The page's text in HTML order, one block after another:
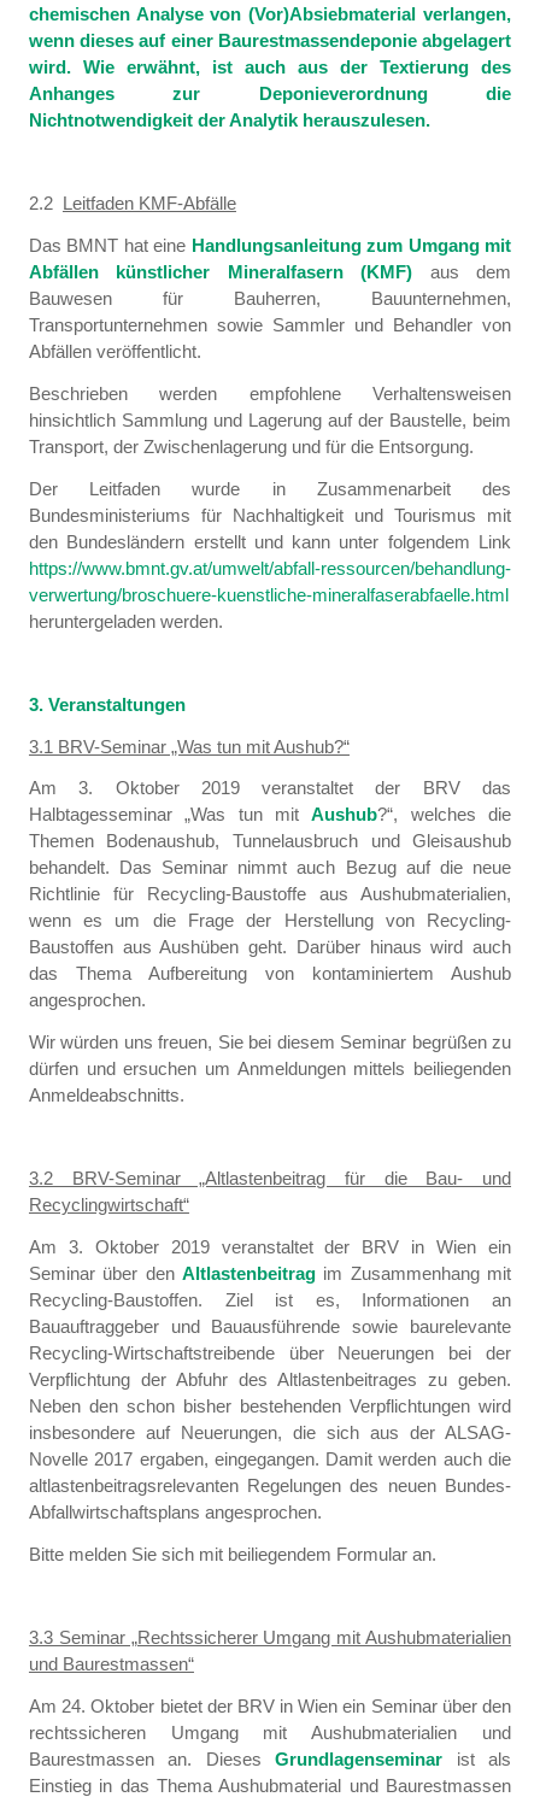
chemischen Analyse von (Vor)Absiebmaterial verlangen,
wenn dieses auf einer Baurestmassendeponie abgelagert
wird. Wie erwähnt, ist auch aus der Textierung des
Anhanges zur Deponieverordnung die
Nichtnotwendigkeit der Analytik herauszulesen.
2.2 Leitfaden KMF-Abfälle
Das BMNT hat eine Handlungsanleitung zum Umgang mit
Abfällen künstlicher Mineralfasern (KMF) aus dem
Bauwesen für Bauherren, Bauunternehmen,
Transportunternehmen sowie Sammler und Behandler von
Abfällen veröffentlicht.
Beschrieben werden empfohlene Verhaltensweisen
hinsichtlich Sammlung und Lagerung auf der Baustelle, beim
Transport, der Zwischenlagerung und für die Entsorgung.
Der Leitfaden wurde in Zusammenarbeit des
Bundesministeriums für Nachhaltigkeit und Tourismus mit
den Bundesländern erstellt und kann unter folgendem Link
https://www.bmnt.gv.at/umwelt/abfall-ressourcen/behandlung-
verwertung/broschuere-kuenstliche-mineralfaserabfaelle.html
heruntergeladen werden.
3. Veranstaltungen
3.1 BRV-Seminar „Was tun mit Aushub?“
Am 3. Oktober 2019 veranstaltet der BRV das
Halbtagesseminar „Was tun mitAushub?“, welches die
Themen Bodenaushub, Tunnelausbruch und Gleisaushub
behandelt. Das Seminar nimmt auch Bezug auf die neue
Richtlinie für Recycling-Baustoffe aus Aushubmaterialien,
wenn es um die Frage der Herstellung von Recycling-
Baustoffen aus Aushüben geht. Darüber hinaus wird auch
das Thema Aufbereitung von kontaminiertem Aushub
angesprochen.
Wir würden uns freuen, Sie bei diesem Seminar begrüßen zu
dürfen und ersuchen um Anmeldungen mittels beiliegenden
Anmeldeabschnitts.
3.2 BRV-Seminar „Altlastenbeitrag für die Bau- und
Recyclingwirtschaft“
Am 3. Oktober 2019 veranstaltet der BRV in Wien ein
Seminar über den Altlastenbeitrag im Zusammenhang mit
Recycling-Baustoffen. Ziel ist es, Informationen an
Bauauftraggeber und Bauausführende sowie baurelevante
Recycling-Wirtschaftstreibende über Neuerungen bei der
Verpflichtung der Abfuhr des Altlastenbeitrages zu geben.
Neben den schon bisher bestehenden Verpflichtungen wird
insbesondere auf Neuerungen, die sich aus der ALSAG-
Novelle 2017 ergaben, eingegangen. Damit werden auch die
altlastenbeitragsrelevanten Regelungen des neuen Bundes-
Abfallwirtschaftsplans angesprochen.
Bitte melden Sie sich mit beiliegendem Formular an.
3.3 Seminar „Rechtssicherer Umgang mit Aushubmaterialien
und Baurestmassen“
Am 24. Oktober bietet der BRV in Wien ein Seminar über den
rechtssicheren Umgang mit Aushubmaterialien und
Baurestmassen an. DiesesGrundlagenseminar ist als
Einstieg in das Thema Aushubmaterial und Baurestmassen